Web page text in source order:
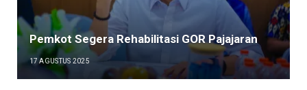
Pemkot Segera Rehabilitasi GOR Pajajaran
17 AGUSTUS 2025